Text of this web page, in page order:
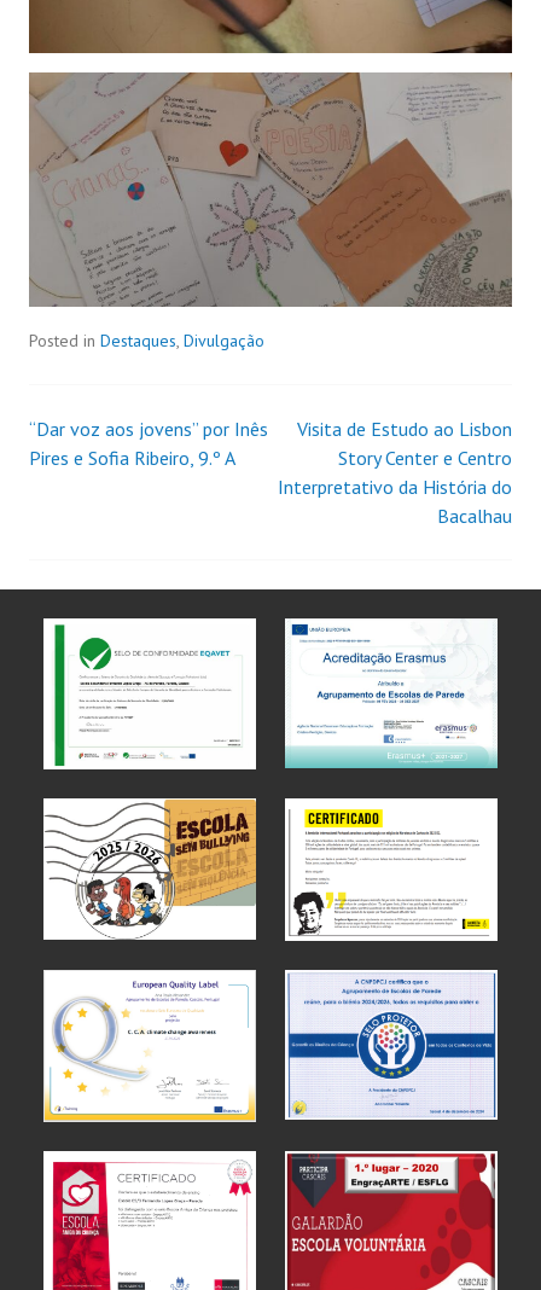
Posted in Destaques, Divulgação
“Dar voz aos jovens” por Inês
Pires e Sofia Ribeiro, 9.º A
Visita de Estudo ao Lisbon
Story Center e Centro
Interpretativo da História do
Bacalhau